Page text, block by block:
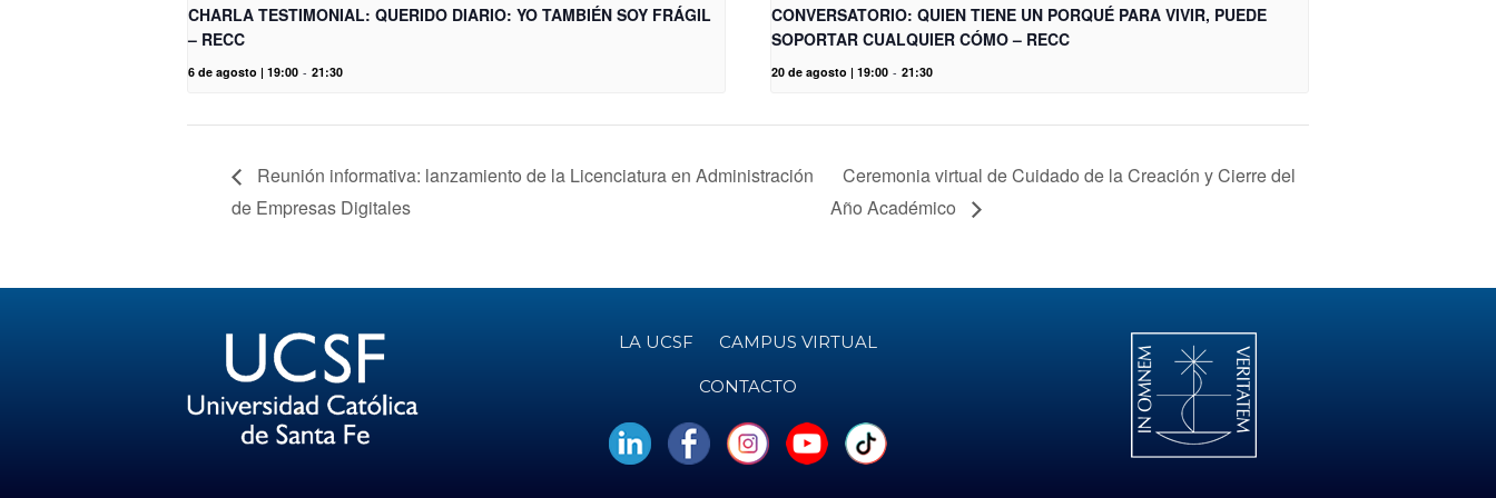
CHARLA TESTIMONIAL: QUERIDO DIARIO: YO TAMBIÉN SOY FRÁGIL
– RECC
6 de agosto | 19:00 - 21:30
CONVERSATORIO: QUIEN TIENE UN PORQUÉ PARA VIVIR, PUEDE
SOPORTAR CUALQUIER CÓMO – RECC
20 de agosto | 19:00 - 21:30
Reunión informativa: lanzamiento de la Licenciatura en Administración
de Empresas Digitales
Ceremonia virtual de Cuidado de la Creación y Cierre del
Año Académico
LA UCSF CAMPUS VIRTUAL
CONTACTO